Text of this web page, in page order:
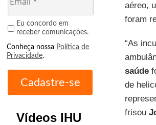
Eu concordo em
receber comunicações.
Conheça nossa Política de
Privacidade.
Vídeos IHU
aéreo,
foram
“As
saúde
de
frisou